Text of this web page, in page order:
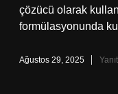
çözücü olarak
formülasyonunda
Ağustos 29, 2025